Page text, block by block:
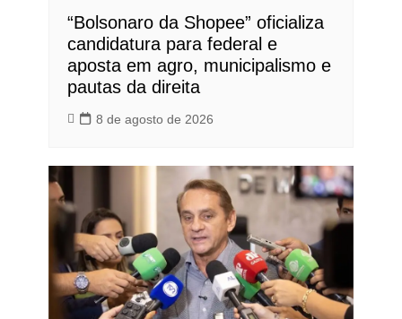
“Bolsonaro da Shopee” oficializa
candidatura para federal e
aposta em agro, municipalismo e
pautas da direita
8 de agosto de 2026